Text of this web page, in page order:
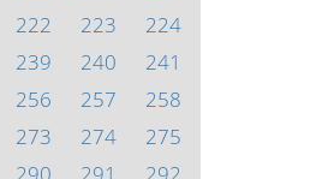
222 223
224
239 240
241
256 257
258
273 274
275